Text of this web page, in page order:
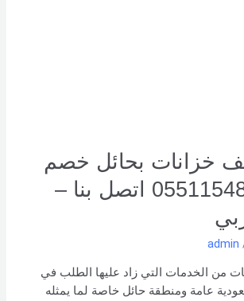
خزانات بحائل خصم
35% – 0551154864 اتصل بنا –
admin
من الخدمات التي زاد عليها الطلب في
عامة ومنطقة حائل خاصة لما يمثله